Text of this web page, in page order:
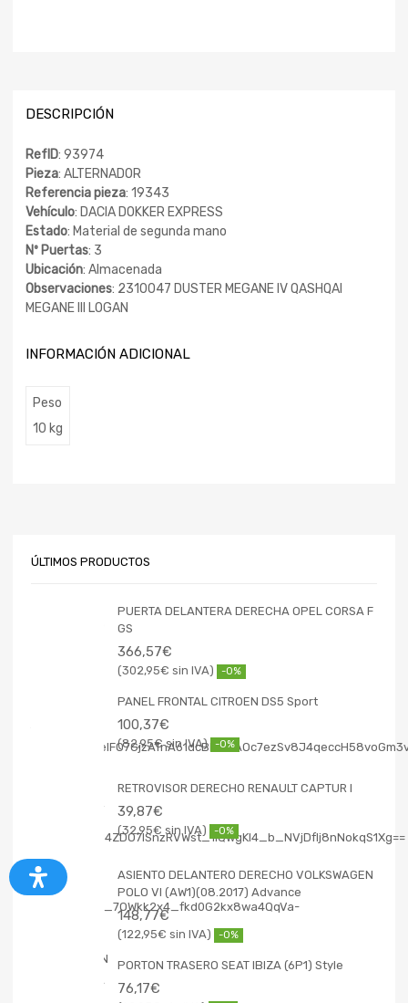
DESCRIPCIÓN
RefID: 93974
Pieza: ALTERNADOR
Referencia pieza: 19343
Vehículo: DACIA DOKKER EXPRESS
Estado: Material de segunda mano
Nº Puertas: 3
Ubicación: Almacenada
Observaciones: 2310047 DUSTER MEGANE IV QASHQAI
MEGANE III LOGAN
INFORMACIÓN ADICIONAL
Peso
10 kg
ÚLTIMOS PRODUCTOS
PUERTA DELANTERA DERECHA OPEL CORSA F
GS
366,57€
302,95€ -0%
PANEL FRONTAL CITROEN DS5 Sport
100,37€
82,95€ -0%
RETROVISOR DERECHO RENAULT CAPTUR I
39,87€
32,95€ -0%
ASIENTO DELANTERO DERECHO VOLKSWAGEN
POLO VI (AW1)(08.2017) Advance
148,77€
122,95€ -0%
PORTON TRASERO SEAT IBIZA (6P1) Style
76,17€